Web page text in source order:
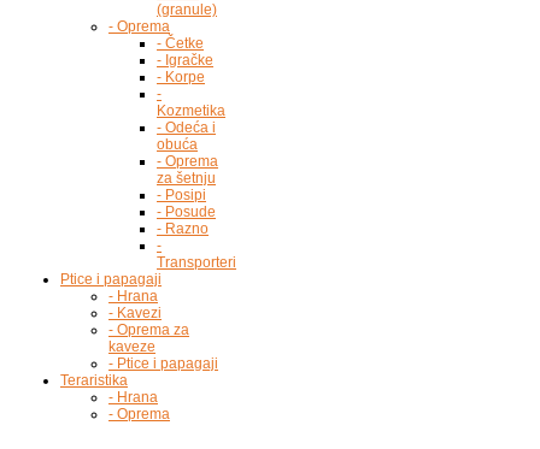
(granule)
- Oprema
- Četke
- Igračke
- Korpe
-
Kozmetika
- Odeća i
obuća
- Oprema
za šetnju
- Posipi
- Posude
- Razno
-
Transporteri
Ptice i papagaji
- Hrana
- Kavezi
- Oprema za
kaveze
- Ptice i papagaji
Teraristika
- Hrana
- Oprema